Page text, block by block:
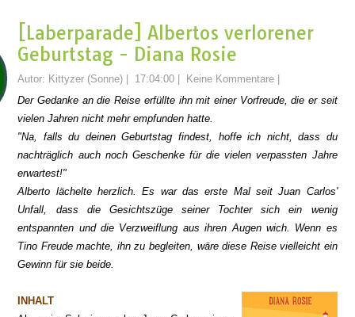
[Laberparade] Albertos verlorener
Geburtstag - Diana Rosie
Autor: Kittyzer (Sonne) 17:04:00 Keine Kommentare
Der Gedanke an die Reise erfüllte ihn mit einer Vorfreude, die er seit
vielen Jahren nicht mehr empfunden hatte.
"Na, falls du deinen Geburtstag findest, hoffe ich nicht, dass du
nachträglich auch noch Geschenke für die vielen verpassten Jahre
erwartest!"
Alberto lächelte herzlich. Es war das erste Mal seit Juan Carlos'
Unfall, dass die Gesichtszüge seiner Tochter sich ein wenig
entspannten und die Verzweiflung aus ihren Augen wich. Wenn es
Tino Freude machte, ihn zu begleiten, wäre diese Reise vielleicht ein
Gewinn für sie beide.
INHALT